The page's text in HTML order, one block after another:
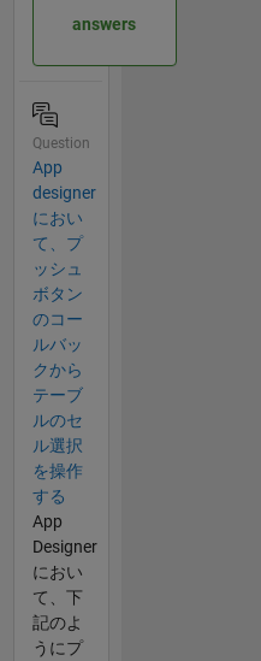
answers
Question
App
designer
におい
て、プ
ッシュ
ボタン
のコー
ルバッ
クから
テーブ
ルのセ
ル選択
を操作
する
App
Designer
におい
て、下
記のよ
うにプ